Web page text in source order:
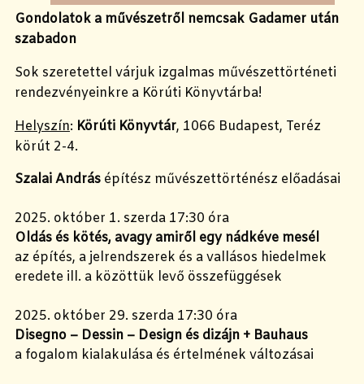
Gondolatok a művészetről nemcsak Gadamer után
szabadon
Sok szeretettel várjuk izgalmas művészettörténeti
rendezvényeinkre a Körúti Könyvtárba!
Helyszín: Körúti Könyvtár, 1066 Budapest, Teréz
körút 2-4.
Szalai András építész művészettörténész előadásai
2025. október 1. szerda 17:30 óra
Oldás és kötés, avagy amiről egy nádkéve mesél
az építés, a jelrendszerek és a vallásos hiedelmek
eredete ill. a közöttük levő összefüggések
2025. október 29. szerda 17:30 óra
Disegno – Dessin – Design és dizájn + Bauhaus
a fogalom kialakulása és értelmének változásai